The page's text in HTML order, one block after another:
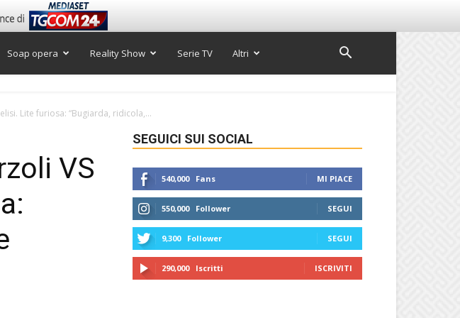
Soap opera Reality Show Serie TV Altri
Lite furiosa: “Bugiarda, ridicola,...
VS
SEGUICI SUI SOCIAL
540,000 Fans MI PIACE
550,000 Follower SEGUI
9,300 Follower SEGUI
290,000 Iscritti ISCRIVITI